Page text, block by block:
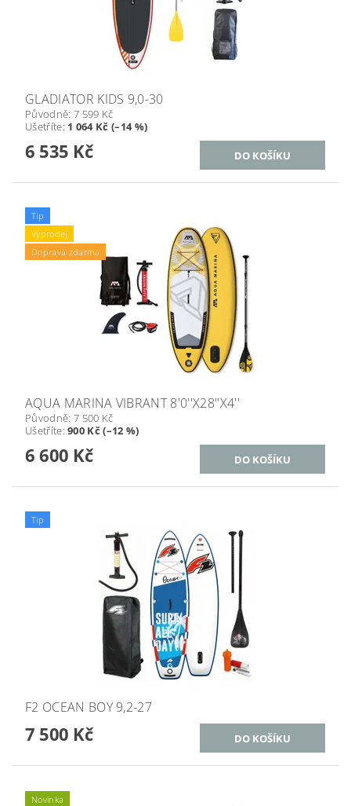
GLADIATOR KIDS 9,0-30
Původně: 7 599 Kč
Ušetříte: 1 064 Kč (–14 %)
6 535 Kč
Tip
Výprodej
Doprava zdarma
AQUA MARINA VIBRANT 8'0''X28''X4''
Původně: 7 500 Kč
Ušetříte:900 Kč (–12 %)
6 600 Kč
Tip
F2 OCEAN BOY 9,2-27
7 500 Kč
Novinka